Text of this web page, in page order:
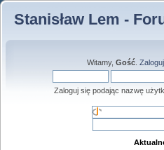
Stanisław Lem -
Witamy, Gość.
Zaloguj się podając nazwę